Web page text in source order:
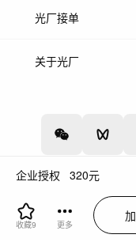
企业授权 320元
收藏9 更多
上传案例
光厂接单
上架服务
关于光厂
增值电信业务经营许
川公网安备